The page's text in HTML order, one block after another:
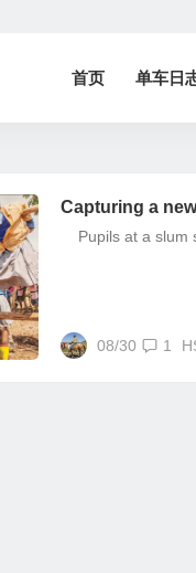
首页 单车日
Capturing a
Pupils at a slum
08/30 1